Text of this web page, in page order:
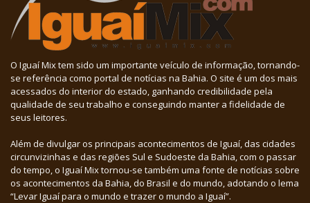
O Iguaí Mix tem sido um importante veículo de informação, tornando-
se referência como portal de notícias na Bahia. O site é um dos mais
acessados do interior do estado, ganhando credibilidade pela
qualidade de seu trabalho e conseguindo manter a fidelidade de
seus leitores.
Além de divulgar os principais acontecimentos de Iguaí, das cidades
circunvizinhas e das regiões Sul e Sudoeste da Bahia, com o passar
do tempo, o Iguaí Mix tornou-se também uma fonte de notícias sobre
os acontecimentos da Bahia, do Brasil e do mundo, adotando o lema
“Levar Iguaí para o mundo e trazer o mundo a Iguaí”.